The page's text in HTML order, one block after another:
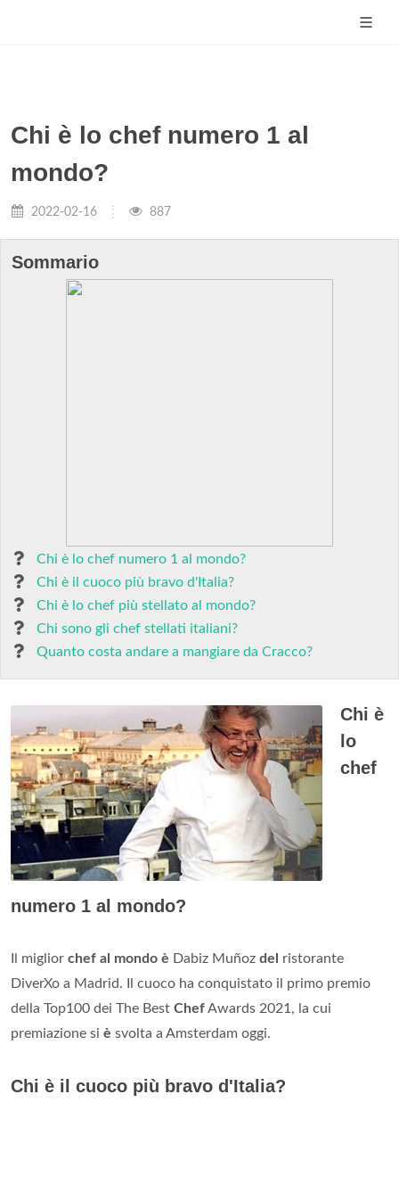
Chi è lo chef numero 1 al
mondo?
2022-02-16 887
Sommario
Chi è lo chef numero 1 al mondo?
Chi è il cuoco più bravo d'Italia?
Chi è lo chef più stellato al mondo?
Chi sono gli chef stellati italiani?
Quanto costa andare a mangiare da Cracco?
Chi è
lo
chef
numero 1 al mondo?
Il miglior chef al mondo è Dabiz Muñoz del
ristorante
DiverXo a Madrid. Il cuoco ha conquistato il primo premio
della Top100 dei The Best ChefAwards 2021, la cui
premiazione si è svolta a Amsterdam oggi.
Chi è il cuoco più bravo d'Italia?